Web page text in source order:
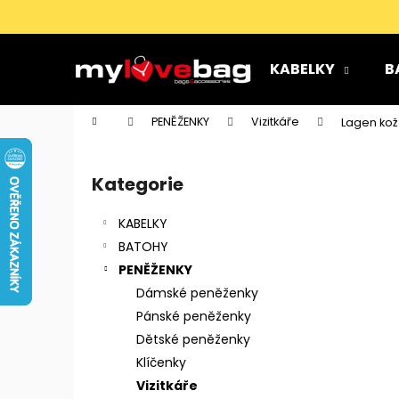
KABELKY
Domů PENĚŽENKY Vizitkáře Lagen
Přeskočit
kategorie
Kategorie
KABELKY
BATOHY
PENĚŽENKY
Dámské peněženky
Pánské peněženky
Dětské peněženky
Klíčenky
Vizitkáře
o
k